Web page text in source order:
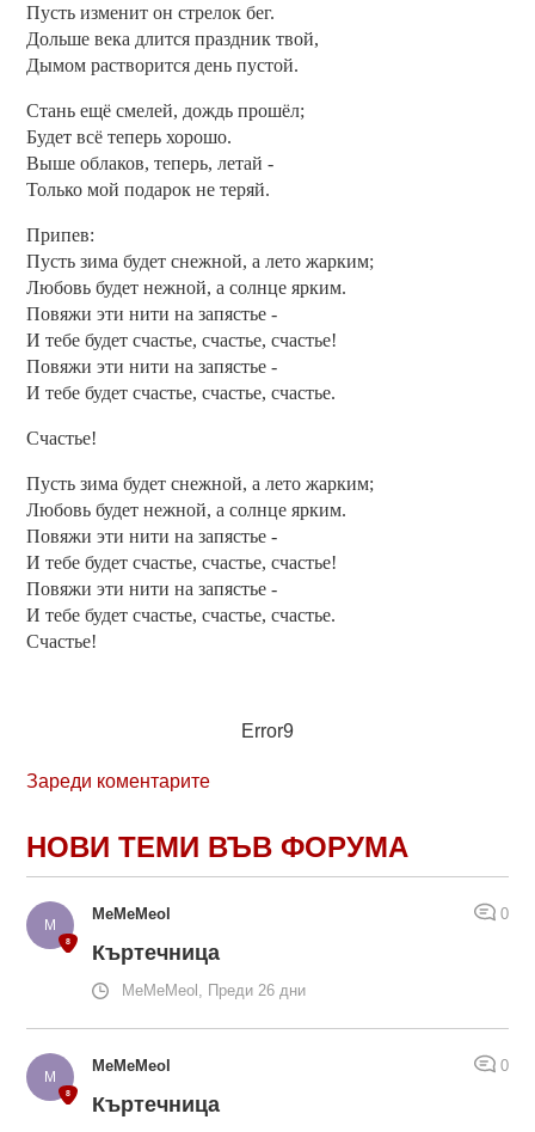
Пусть изменит он стрелок бег.
Дольше века длится праздник твой,
Дымом растворится день пустой.
Стань ещё смелей, дождь прошёл;
Будет всё теперь хорошо.
Выше облаков, теперь, летай -
Только мой подарок не теряй.
Припев:
Пусть зима будет снежной, а лето жарким;
Любовь будет нежной, а солнце ярким.
Повяжи эти нити на запястье -
И тебе будет счастье, счастье, счастье!
Повяжи эти нити на запястье -
И тебе будет счастье, счастье, счастье.
Счастье!
Пусть зима будет снежной, а лето жарким;
Любовь будет нежной, а солнце ярким.
Повяжи эти нити на запястье -
И тебе будет счастье, счастье, счастье!
Повяжи эти нити на запястье -
И тебе будет счастье, счастье, счастье.
Счастье!
Error9
Зареди коментарите
НОВИ ТЕМИ ВЪВ ФОРУМА
MeMeMeol 0
Къртечница
MeMeMeol, Преди 26 дни
MeMeMeol 0
Къртечница